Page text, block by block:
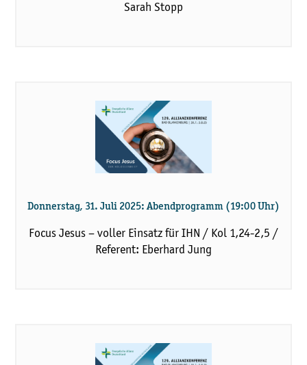
Sarah Stopp
Donnerstag, 31. Juli 2025: Abendprogramm (19:00 Uhr)
Focus Jesus – voller Einsatz für IHN / Kol 1,24-2,5 /
Referent: Eberhard Jung